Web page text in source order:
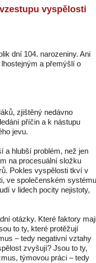
vyspělosti
dní 104. narozeniny. Ani
a přemýšlí o
zjištěný nedávno
příčin a k nástupu
jevu.
a hlubší problém, než jen
na procesuální složku
Pokles vyspělosti tkví v
ve společenském systému
v lidech pocity nejistoty,
otázky. Které faktory
to ty, které protěžují
– tedy negativní vztahy
zvyšují? Jsou to ty,
týmovou práci – tedy